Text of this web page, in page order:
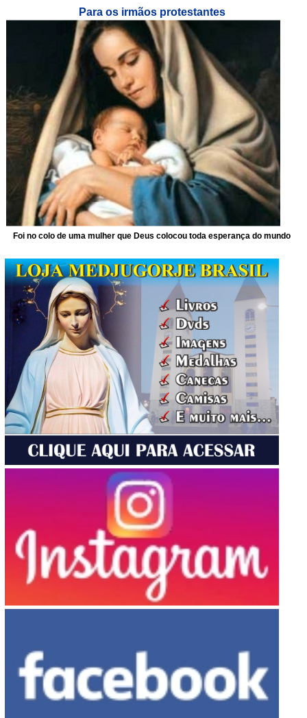
Para os irmãos protestantes
Foi no colo de uma mulher que Deus colocou toda esperança do mundo